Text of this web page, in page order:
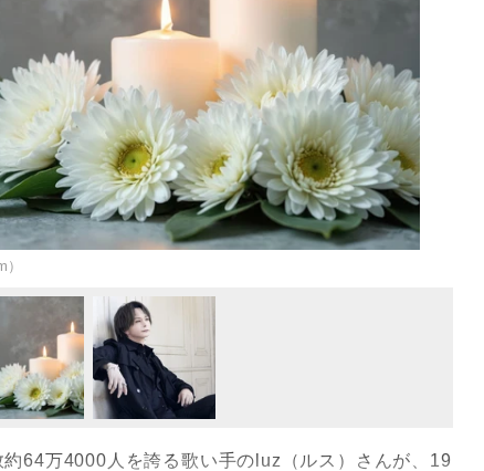
64万4000人を誇る歌い手のluz（ルス）さんが、19